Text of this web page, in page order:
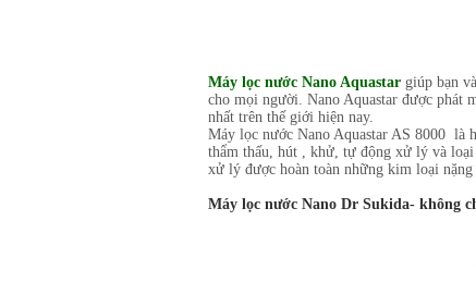
Máy lọc nước Nano Aquastar giúp bạn
cho mọi người. Nano Aquastar được phát
nhất trên thế giới hiện nay.
Máy lọc nước Nano Aquastar AS 8000 là
thẩm thấu, hút , khử, tự động xử lý và
xử lý được hoàn toàn những kim loại
Máy lọc nước Nano Dr Sukida- không